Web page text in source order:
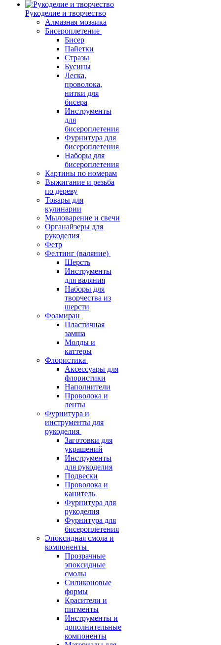
Рукоделие и творчество
Алмазная мозаика
Бисероплетение
Бисер
Пайетки
Стразы
Бусины
Леска,
проволока,
нитки для
бисера
Инструменты
для
бисероплетения
Фурнитура для
бисероплетения
Наборы для
бисероплетения
Картины по номерам
Выжигание и резьба
по дереву
Товары для
кулинарии
Мыловарение и свечи
Органайзеры для
рукоделия
Фетр
Фелтинг (валяние)
Шерсть
Инструменты
для валяния
Наборы для
творчества из
шерсти
Фоамиран
Пластичная
замша
Молды и
каттеры
Флористика
Аксессуары для
флористики
Наполнители
Проволока и
ленты
Фурнитура и
инструменты для
рукоделия
Заготовки для
украшений
Инструменты
для рукоделия
Подвески
Проволока и
канитель
Фурнитура для
рукоделия
Фурнитура для
бисероплетения
Эпоксидная смола и
компоненты
Прозрачные
эпоксидные
смолы
Силиконовые
формы
Красители и
пигменты
Инструменты и
дополнительные
компоненты